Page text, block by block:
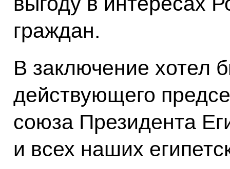
граждан.
В заключение хотел
действующего
союза Президента
и всех наших